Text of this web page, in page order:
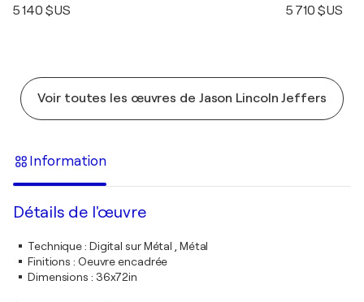
5 140 $US 5 710 $US
Voir toutes les œuvres de Jason Lincoln Jeffers
Information
Détails de l'œuvre
Technique: Digital sur Métal , Métal
Finitions : Oeuvre encadrée
Dimensions : 36x72in